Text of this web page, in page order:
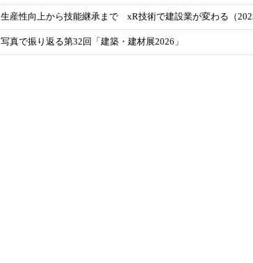
生産性向上から技能継承まで xR技術で建設業が変わる（
写真で振り返る第32回「建築・建材展2026」